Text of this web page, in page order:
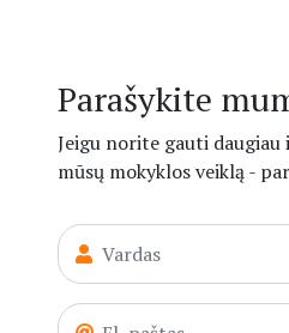
Parašykite
Jeigu norite gauti
mūsų mokyklos veiklą -